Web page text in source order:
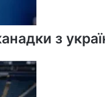
з